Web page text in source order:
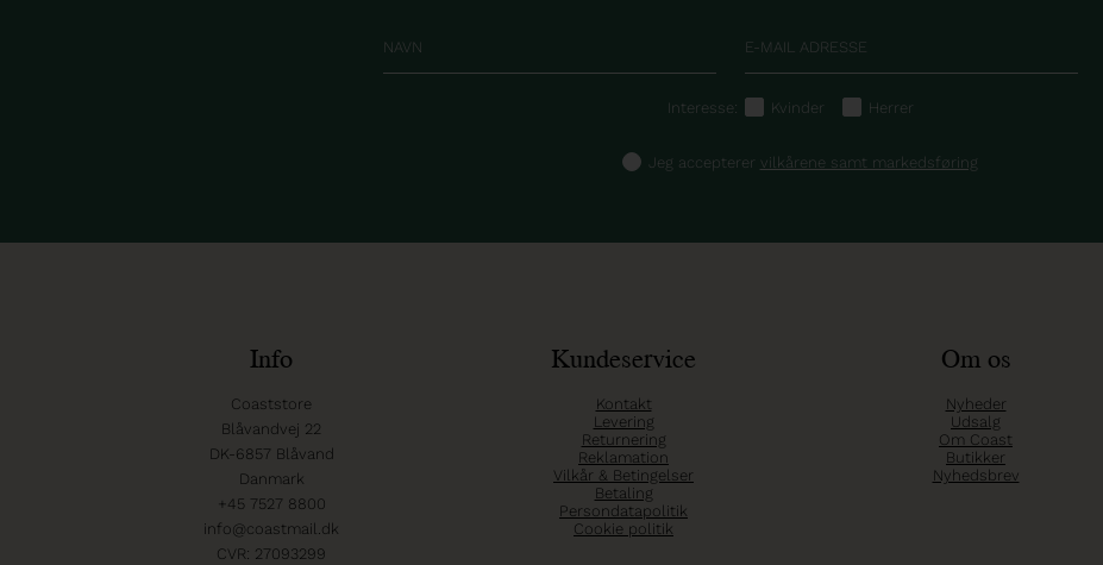
Interesse: Kvinder Herrer
Jeg accepterer vilkårene samt markedsføring
Info
Coaststore
Blåvandvej 22
DK-6857 Blåvand
Danmark
+45 7527 8800
info@coastmail.dk
CVR: 27093299
Kundeservice
Kontakt
Levering
Returnering
Reklamation
Vilkår & Betingelser
Betaling
Persondatapolitik
Cookie politik
Om os
Nyheder
Udsalg
Om Coast
Butikker
Nyhedsbrev